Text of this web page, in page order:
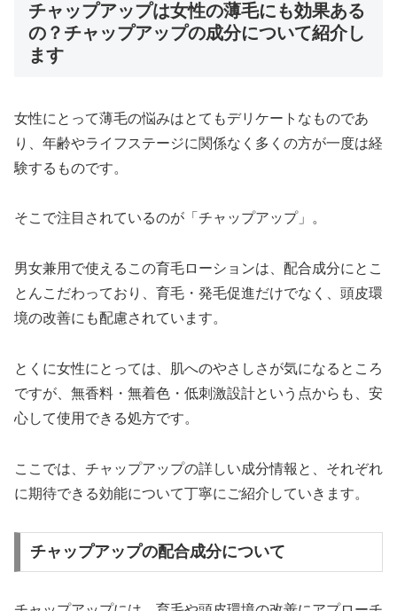
チャップアップは女性の薄毛にも効果ある
の？チャップアップの成分について紹介し
ます
女性にとって薄毛の悩みはとてもデリケートなものであ
り、年齢やライフステージに関係なく多くの方が一度は経
験するものです。
そこで注目されているのが「チャップアップ」。
男女兼用で使えるこの育毛ローションは、配合成分にとこ
とんこだわっており、育毛・発毛促進だけでなく、頭皮環
境の改善にも配慮されています。
とくに女性にとっては、肌へのやさしさが気になるところ
ですが、無香料・無着色・低刺激設計という点からも、安
心して使用できる処方です。
ここでは、チャップアップの詳しい成分情報と、それぞれ
に期待できる効能について丁寧にご紹介していきます。
チャップアップの配合成分について